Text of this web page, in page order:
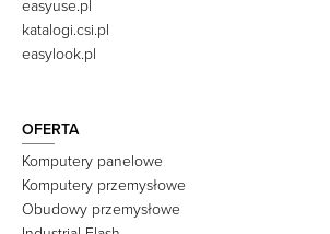
easyuse.pl
katalogi.csi.pl
easylook.pl
OFERTA
Komputery panelowe
Komputery przemysłowe
Obudowy przemysłowe